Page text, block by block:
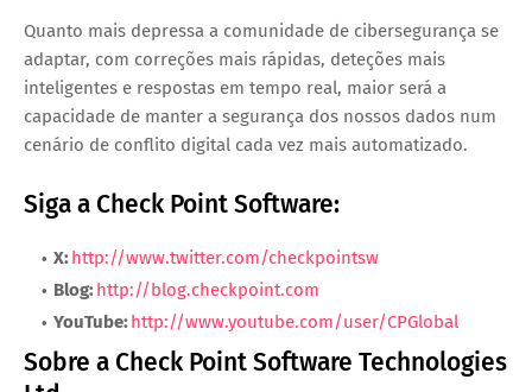
Quanto mais depressa a comunidade de cibersegurança se
adaptar, com correções mais rápidas, deteções mais
inteligentes e respostas em tempo real, maior será a
capacidade de manter a segurança dos nossos dados num
cenário de conflito digital cada vez mais automatizado.
Siga a Check Point Software:
X: http://www.twitter.com/checkpointsw
Blog: http://blog.checkpoint.com
YouTube: http://www.youtube.com/user/CPGlobal
Sobre a Check Point Software Technologies